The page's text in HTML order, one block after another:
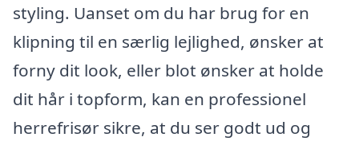
styling. Uanset om du har brug for en
klipning til en særlig lejlighed, ønsker at
forny dit look, eller blot ønsker at holde
dit hår i topform, kan en professionel
herrefrisør sikre, at du ser godt ud og